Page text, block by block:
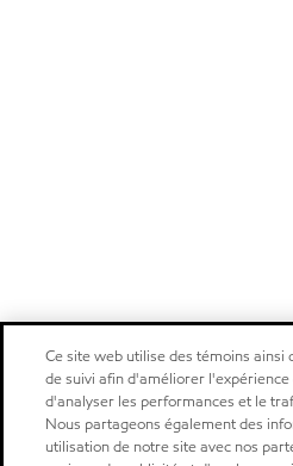
Ce site web utilise des témoins ainsi
de suivi afin d'améliorer
d'analyser les performances et le
Nous partageons également des
utilisation de notre site avec nos